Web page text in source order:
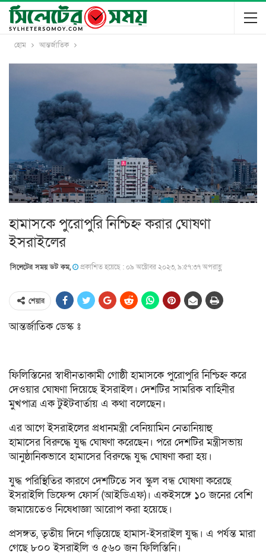
হোম আন্তর্জাতিক
হামাসকে পুরোপুরি নিশ্চিহ্ন করার ঘোষণা
ইসরাইলের
সিলেটের সময় ডট কম, প্রকাশিত হয়েছে : ০৯ অক্টোবর ২০২৩, ৯:৫৭:৩৭ অপরাহ্ণ
শেয়ার
আন্তর্জাতিক ডেস্ক ঃ
ফিলিস্তিনের স্বাধীনতাকামী গোষ্ঠী হামাসকে পুরোপুরি নিশ্চিহ্ন করে
দেওয়ার ঘোষণা দিয়েছে ইসরাইল। দেশটির সামরিক বাহিনীর
মুখপাত্র এক টুইটবার্তায় এ কথা বলেছেন।
এর আগে ইসরাইলের প্রধানমন্ত্রী বেনিয়ামিন নেতানিয়াহু
হামাসের বিরুদ্ধে যুদ্ধ ঘোষণা করেছেন। পরে দেশটির মন্ত্রীসভায়
আনুষ্ঠানিকভাবে হামাসের বিরুদ্ধে যুদ্ধ ঘোষণা করা হয়।
যুদ্ধ পরিস্থিতির কারণে দেশটিতে সব স্কুল বন্ধ ঘোষণা করেছে
ইসরাইলি ডিফেন্স ফোর্স (আইডিএফ)। একইসঙ্গে ১০ জনের বেশি
জমায়েতেও নিষেধাজ্ঞা আরোপ করা হয়েছে।
প্রসঙ্গত, তৃতীয় দিনে গড়িয়েছে হামাস-ইসরাইল যুদ্ধ। এ পর্যন্ত মারা
গেছে ৮০০ ইসরাইলি ও ৫৬০ জন ফিলিস্তিনি।